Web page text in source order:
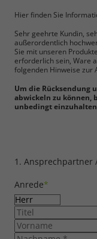
Hier finden Sie
Sehr geehrte Kundin,
außerordentlich
Sie mit unseren
erforderlich sein, Ware
folgenden Hinweise zur
Um die Rücksendung
abwickeln zu können,
unbedingt
1. Ansprechpartner
Anrede*